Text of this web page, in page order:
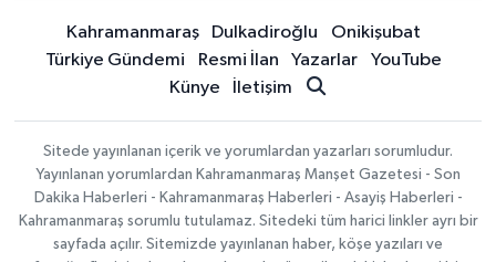
Kahramanmaraş Dulkadiroğlu
Onikişubat
Türkiye Gündemi
Resmi İlan Yazarlar
YouTube
Künye
İletişim
Sitede yayınlanan içerik ve yorumlardan yazarları sorumludur.
Yayınlanan yorumlardan Kahramanmaraş Manşet Gazetesi - Son
Dakika Haberleri - Kahramanmaraş Haberleri - Asayiş Haberleri -
Kahramanmaraş sorumlu tutulamaz. Sitedeki tüm harici linkler ayrı bir
sayfada açılır. Sitemizde yayınlanan haber, köşe yazıları ve